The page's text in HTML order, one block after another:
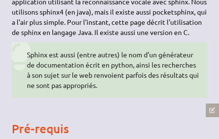
utilisons sphinx4 (en java), mais il existe aussi pocketsphinx, qui
a l'air plus simple. Pour l'instant, cette page décrit l'utilisation
de sphinx en langage Java. Il existe aussi une version en C.
Sphinx est aussi (entre autres) le nom d'un générateur
de documentation écrit en python, ainsi les recherches
à son sujet sur le web renvoient parfois des résultats qui
ne sont pas appropriés.
Pré-requis